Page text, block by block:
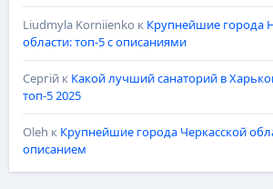
Liudmyla Korniienko к Крупнейшие города
области: топ-5 с описаниями
Сергійк Какой лучший санаторий в
топ-5 2025
Oleh к Крупнейшие города Черкасской
описанием